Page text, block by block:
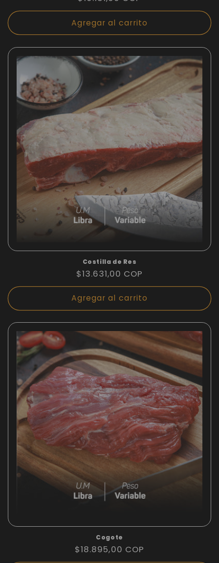
habitual
Agregar al carrito
Costilla de Res
Precio
habitual
$13.631,00 COP
Agregar al carrito
Cogote
Precio
$18.895,00 COP